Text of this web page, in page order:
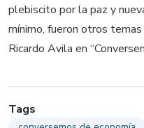
plebiscito por la paz y
mínimo, fueron otros
Ricardo Avila en
Tags